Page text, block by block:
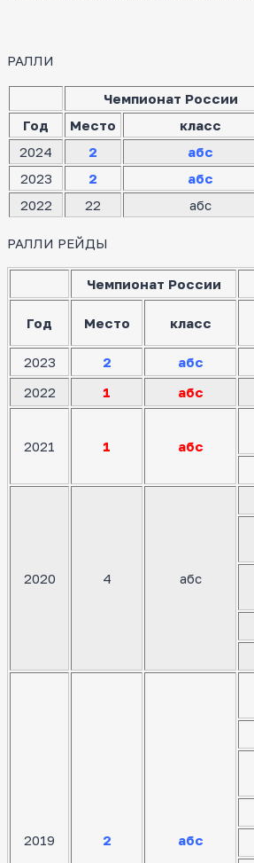
РАЛЛИ
Чемпионат России
Год
Место класс
2024
2
абс
2023
2
абс
2022
22 абс
РАЛЛИ РЕЙДЫ
Чемпионат России
Год Место класс
2023 2
абс
2022
1 абс
2021 1 абс
2020 4 абс
2019 2 абс